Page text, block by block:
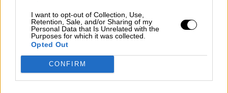
I want to opt-out of Collection, Use,
Retention, Sale, and/or Sharing of my
Personal Data that Is Unrelated with the
Purposes for which it was collected.
Opted Out
CONFIRM
Los líderes de UGT y CCOO visitan a
Junqueras para pedir que ERC colabore
en el desbloqueo de la investidura
PorAdrián Sánchez